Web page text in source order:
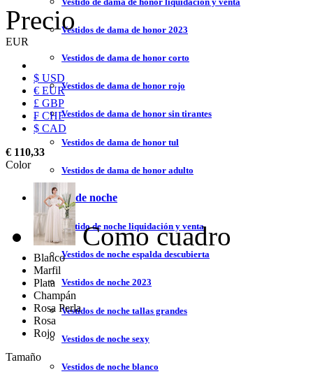
Vestidos de dama de honor 2023
Vestidos de dama de honor corto
Vestidos de dama de honor rojo
Vestidos de dama de honor sin tirantes
Vestidos de dama de honor tul
Vestidos de dama de honor adulto
Vestidos de noche
Vestido de noche liquidación y venta
Vestidos de noche espalda descubierta
Vestidos de noche 2023
Vestidos de noche tallas grandes
Vestidos de noche sexy
Vestidos de noche blanco
Precio
EUR
$ USD
€ EUR
£ GBP
₣ CHF
$ CAD
€ 110,33
Color
Como cuadro
Blanco
Marfil
Plata
Champán
Rosa Perla
Rosa
Rojo
Tamaño